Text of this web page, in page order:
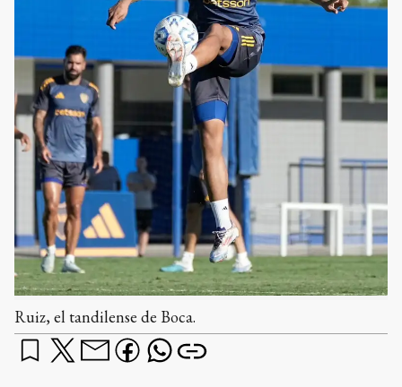
Ruiz, el tandilense de Boca.